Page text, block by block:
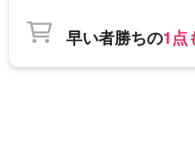
早い者勝ちの1点